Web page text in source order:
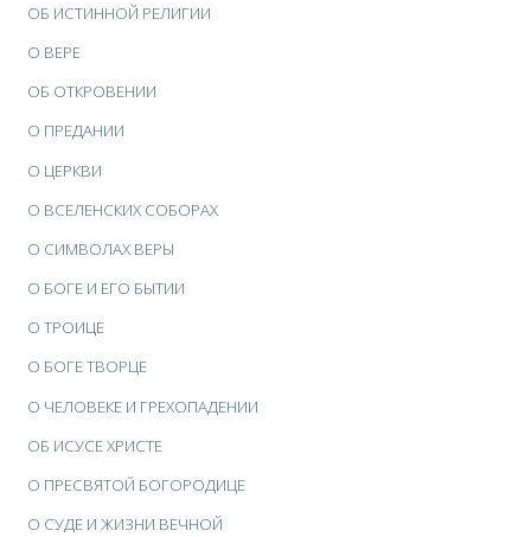
ОБ ИСТИННОЙ РЕЛИГИИ
О ВЕРЕ
ОБ ОТКРОВЕНИИ
О ПРЕДАНИИ
О ЦЕРКВИ
О ВСЕЛЕНСКИХ СОБОРАХ
О СИМВОЛАХ ВЕРЫ
О БОГЕ И ЕГО БЫТИИ
О ТРОИЦЕ
О БОГЕ ТВОРЦЕ
О ЧЕЛОВЕКЕ И ГРЕХОПАДЕНИИ
ОБ ИСУСЕ ХРИСТЕ
О ПРЕСВЯТОЙ БОГОРОДИЦЕ
О СУДЕ И ЖИЗНИ ВЕЧНОЙ